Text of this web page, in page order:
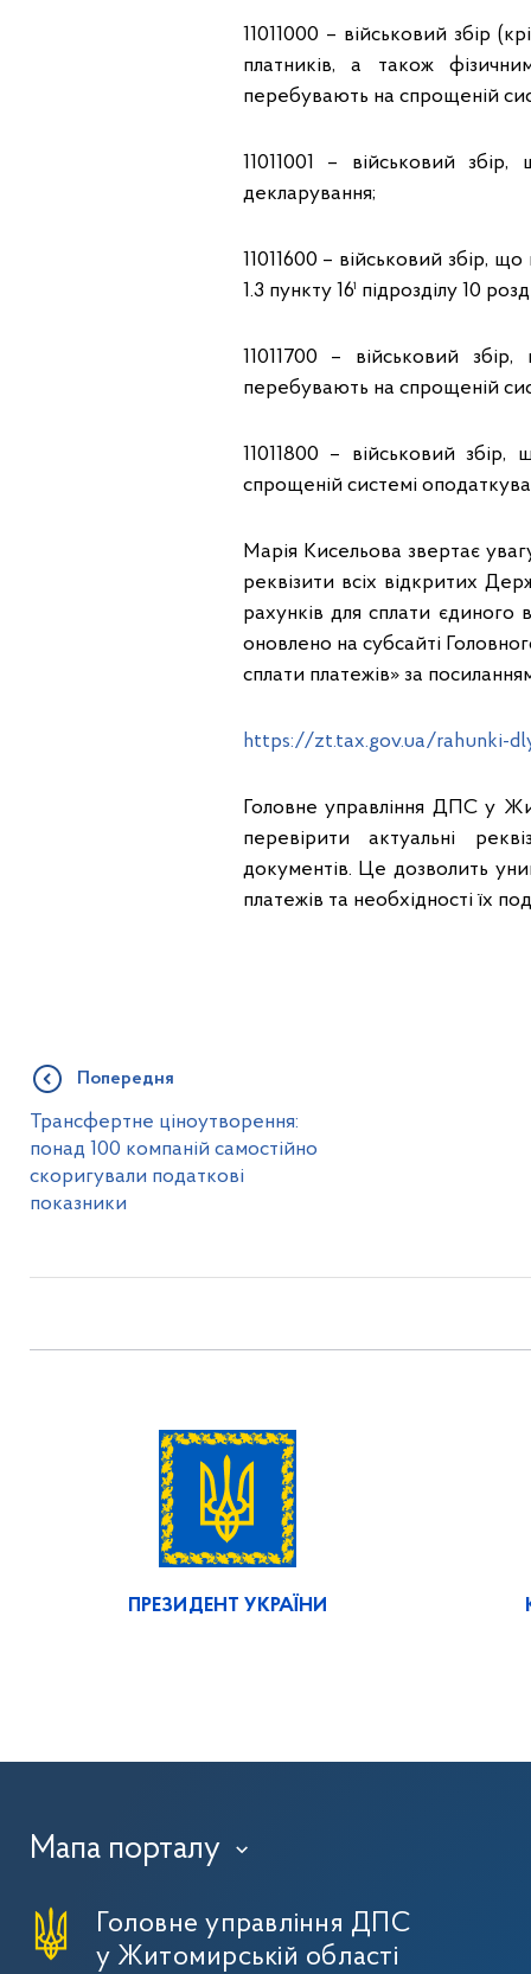
11011000 – військовий збір
платників, а також
перебувають на спрощеній
11011001 – військовий
декларування;
11011600 – військовий збір,
1.3 пункту 16¹ підрозділу 10
11011700 – військовий
перебувають на спрощеній
11011800 – військовий
спрощеній системі
Марія Кисельова звертає
реквізити всіх відкритих
рахунків для сплати єдиного
оновлено на субсайті
сплати платежів» за
https://zt.tax.gov.ua/rahunki-
Головне управління ДПС у
перевірити актуальні
документів. Це дозволить
платежів та необхідності їх
Попередня
Трансфертне ціноутворення:
понад 100 компаній самостійно
скоригували податкові
показники
ПРЕЗИДЕНТ УКРАЇНИ
Мапа порталу ›
Головне управління ДПС
у Житомирській області